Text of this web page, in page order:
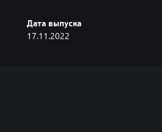
давление, чтобы
Тайные агенты помогут сорвать
Ландсрааде — разработать новые
Дата выпуска
17.11.2022